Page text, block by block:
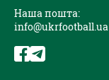
Наша пошта:
info@ukrfootball.ua